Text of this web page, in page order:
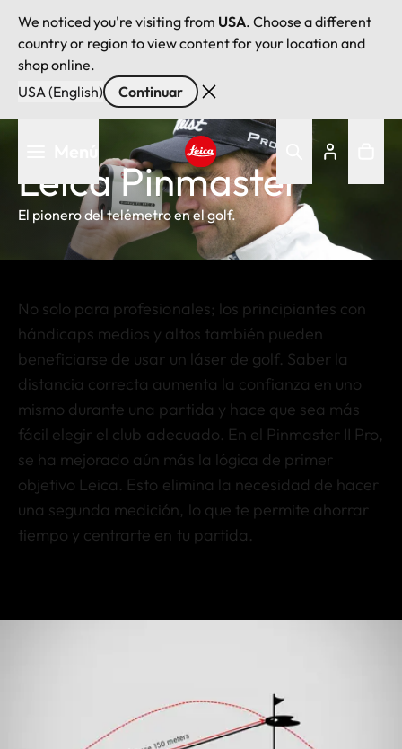
We noticed you're visiting from USA. Choose a different
country or region to view content for your location and
shop online.
USA (English)
Continuar
principal
Leica logo - Home
Leica Pinmaster
El pionero del telémetro en el golf.
No solo para profesionales; los principiantes con
hándicaps medios y altos también pueden
beneficiarse de usar un láser de golf. Saber la
distancia correcta aumenta la confianza en uno
mismo durante una partida y hace que sea más
fácil elegir el club adecuado. En el Pinmaster II Pro,
se ha mejorado aún más la lógica de primer
objetivo Leica. Esto elimina la necesidad de hacer
una segunda medición, lo que te permite ahorrar
tiempo y centrarte en tu partida.